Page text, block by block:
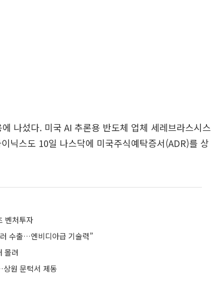
나섰다. 미국 AI 추론용 반도체 업체 세레브라스시스
닉스도 10일 나스닥에 미국주식예탁증서(ADR)를 상
벤처투자
수출…엔비디아급 기술력”
몰려
원 문턱서 제동